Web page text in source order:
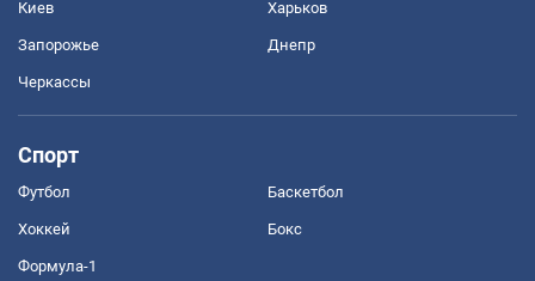
Киев Харьков
Запорожье Днепр
Черкассы
Спорт
Футбол Баскетбол
Хоккей Бокс
Формула-1